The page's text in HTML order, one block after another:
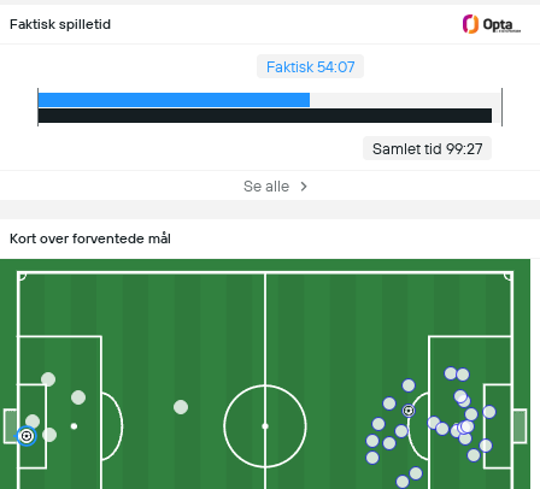
Faktisk spilletid
Faktisk 54:07
Samlet tid 99:27
Se alle
Kort over forventede mål